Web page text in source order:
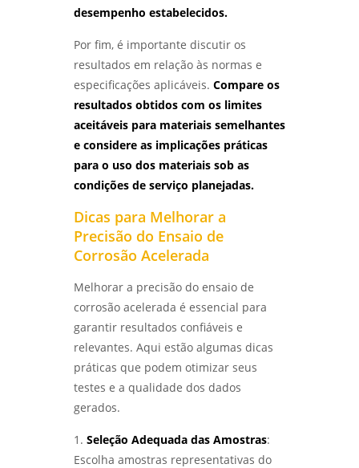
desempenho estabelecidos.
Por fim, é importante discutir os
resultados em relação às normas e
especificações aplicáveis. Compare os
resultados obtidos com os limites
aceitáveis para materiais semelhantes
e considere as implicações práticas
para o uso dos materiais sob as
condições de serviço planejadas.
Dicas para Melhorar a
Precisão do Ensaio de
Corrosão Acelerada
Melhorar a precisão do ensaio de
corrosão acelerada é essencial para
garantir resultados confiáveis e
relevantes. Aqui estão algumas dicas
práticas que podem otimizar seus
testes e a qualidade dos dados
gerados.
1. Seleção Adequada das Amostras:
Escolha amostras representativas do